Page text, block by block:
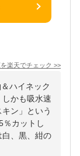
楽天でチェック >>
ハイネック
かも吸水速
ン」という
％カットし
白、黒、紺の